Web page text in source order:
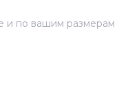
и по вашим размерам